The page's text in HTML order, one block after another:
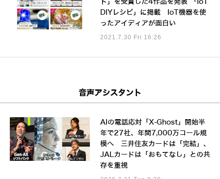
ト」を受賞した4作品を発表 「IoT
DIYレシピ」に掲載 IoT機器を使
ったアイディアが面白い
2021.7.30 Fri 16:26
音声アシスタント
AIの電話応対「X-Ghost」開始半
年で27社、年間7,000万コール規
模へ 三井住友カードは「完結」、
JALカードは「おもてなし」との共
存を重視